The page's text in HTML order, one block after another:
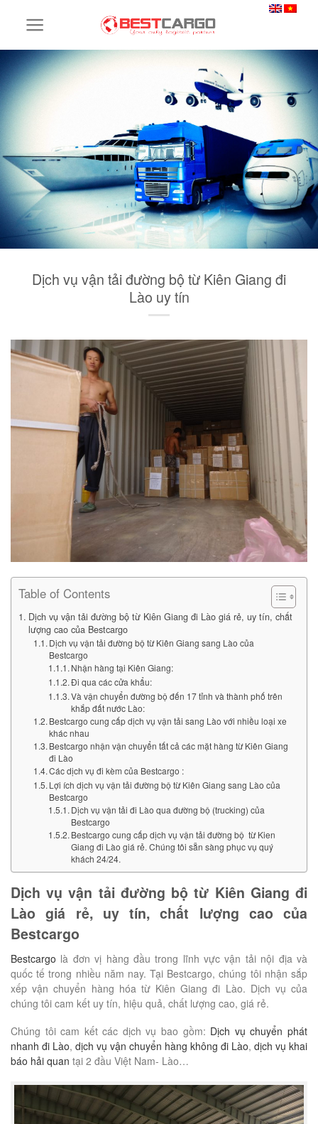
Dịch vụ vận tải đường bộ từ Kiên Giang đi
Lào uy tín
Table of Contents
Dịch vụ vận tải đường bộ từ Kiên Giang đi Lào giá rẻ, uy tín, chất
lượng cao của Bestcargo
Dịch vụ vận tải đường bộ từ Kiên Giang sang Lào của
Bestcargo
Nhận hàng tại Kiên Giang:
Đi qua các cửa khẩu:
Và vận chuyển đường bộ đến 17 tỉnh và thành phố trên
khắp đất nước Lào:
Bestcargo cung cấp dịch vụ vận tải sang Lào với nhiều loại xe
khác nhau
Bestcargo nhận vận chuyển tất cả các mặt hàng từ Kiên Giang
đi Lào
Các dịch vụ đi kèm của Bestcargo :
Lợi ích dịch vụ vận tải đường bộ từ Kiên Giang sang Lào của
Bestcargo
Dịch vụ vận tải đi Lào qua đường bộ (trucking) của
Bestcargo
Bestcargo cung cấp dịch vụ vận tải đường bộ từ Kien
Giang đi Lào giá rẻ. Chúng tôi sẵn sàng phục vụ quý
khách 24/24.
Dịch vụ vận tải đường bộ từ Kiên Giang đi
Lào giá rẻ, uy tín, chất lượng cao của
Bestcargo
Bestcargo là đơn vị hàng đầu trong lĩnh vực vận tải nội địa và
quốc tế trong nhiều năm nay. Tại Bestcargo, chúng tôi nhận sắp
xếp vận chuyển hàng hóa từ Kiên Giang đi Lào. Dịch vụ của
chúng tôi cam kết uy tín, hiệu quả, chất lượng cao, giá rẻ.
Chúng tôi cam kết các dịch vụ bao gồm: Dịch vụ chuyển phát
nhanh đi Lào, dịch vụ vận chuyển hàng không đi Lào, dịch vụ khai
báo hải quan tại 2 đầu Việt Nam- Lào…